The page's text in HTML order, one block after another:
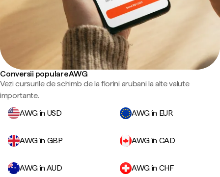
Conversii populare AWG
Vezi cursurile de schimb de la florini arubani la alte valute
importante.
AWG în USD
AWG în EUR
AWG în GBP AWG în CAD
AWG în AUD AWG în CHF